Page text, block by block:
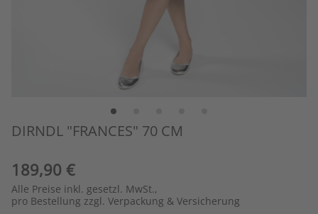
DIRNDL "FRANCES" 70 CM
189,90 €
Alle Preise inkl. gesetzl. MwSt.,
pro Bestellung zzgl. Verpackung & Versicherung